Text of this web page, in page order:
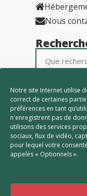
Notre site Internet utilise
correct de certaines
préférences en tant
n'enregistrent pas de
utilisons des services
sociaux, flux de vidéo,
pour lequel votre
appelés « Optionnels ».
Nous